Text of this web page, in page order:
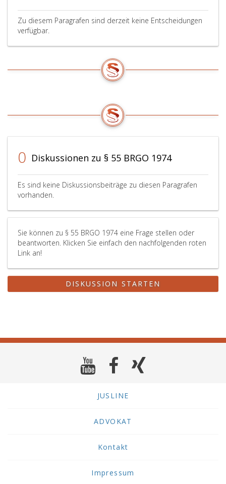
Zu diesem Paragrafen sind derzeit keine Entscheidungen
verfügbar.
0 Diskussionen zu § 55 BRGO 1974
Es sind keine Diskussionsbeiträge zu diesen Paragrafen
vorhanden.
Sie können zu § 55 BRGO 1974 eine Frage stellen oder
beantworten. Klicken Sie einfach den nachfolgenden roten
Link an!
DISKUSSION STARTEN
JUSLINE
ADVOKAT
Kontakt
Impressum